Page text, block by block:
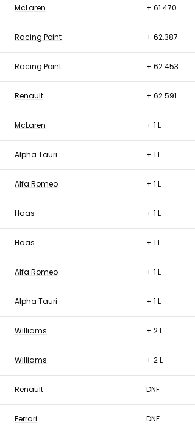
McLaren + 61.470
Racing Point + 62.387
Racing Point + 62.453
Renault + 62.591
McLaren + 1 L
Alpha Tauri + 1 L
Alfa Romeo + 1 L
Haas + 1 L
Haas + 1 L
Alfa Romeo + 1 L
Alpha Tauri + 1 L
Williams + 2 L
Williams + 2 L
Renault DNF
Ferrari DNF